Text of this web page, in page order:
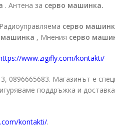
. Антена за серво машинка.
серво
машинка , Мнения серво
www.zigifly.com/kontakti/
0896665683. Магазинът е
поддръжка и
kontakti/.